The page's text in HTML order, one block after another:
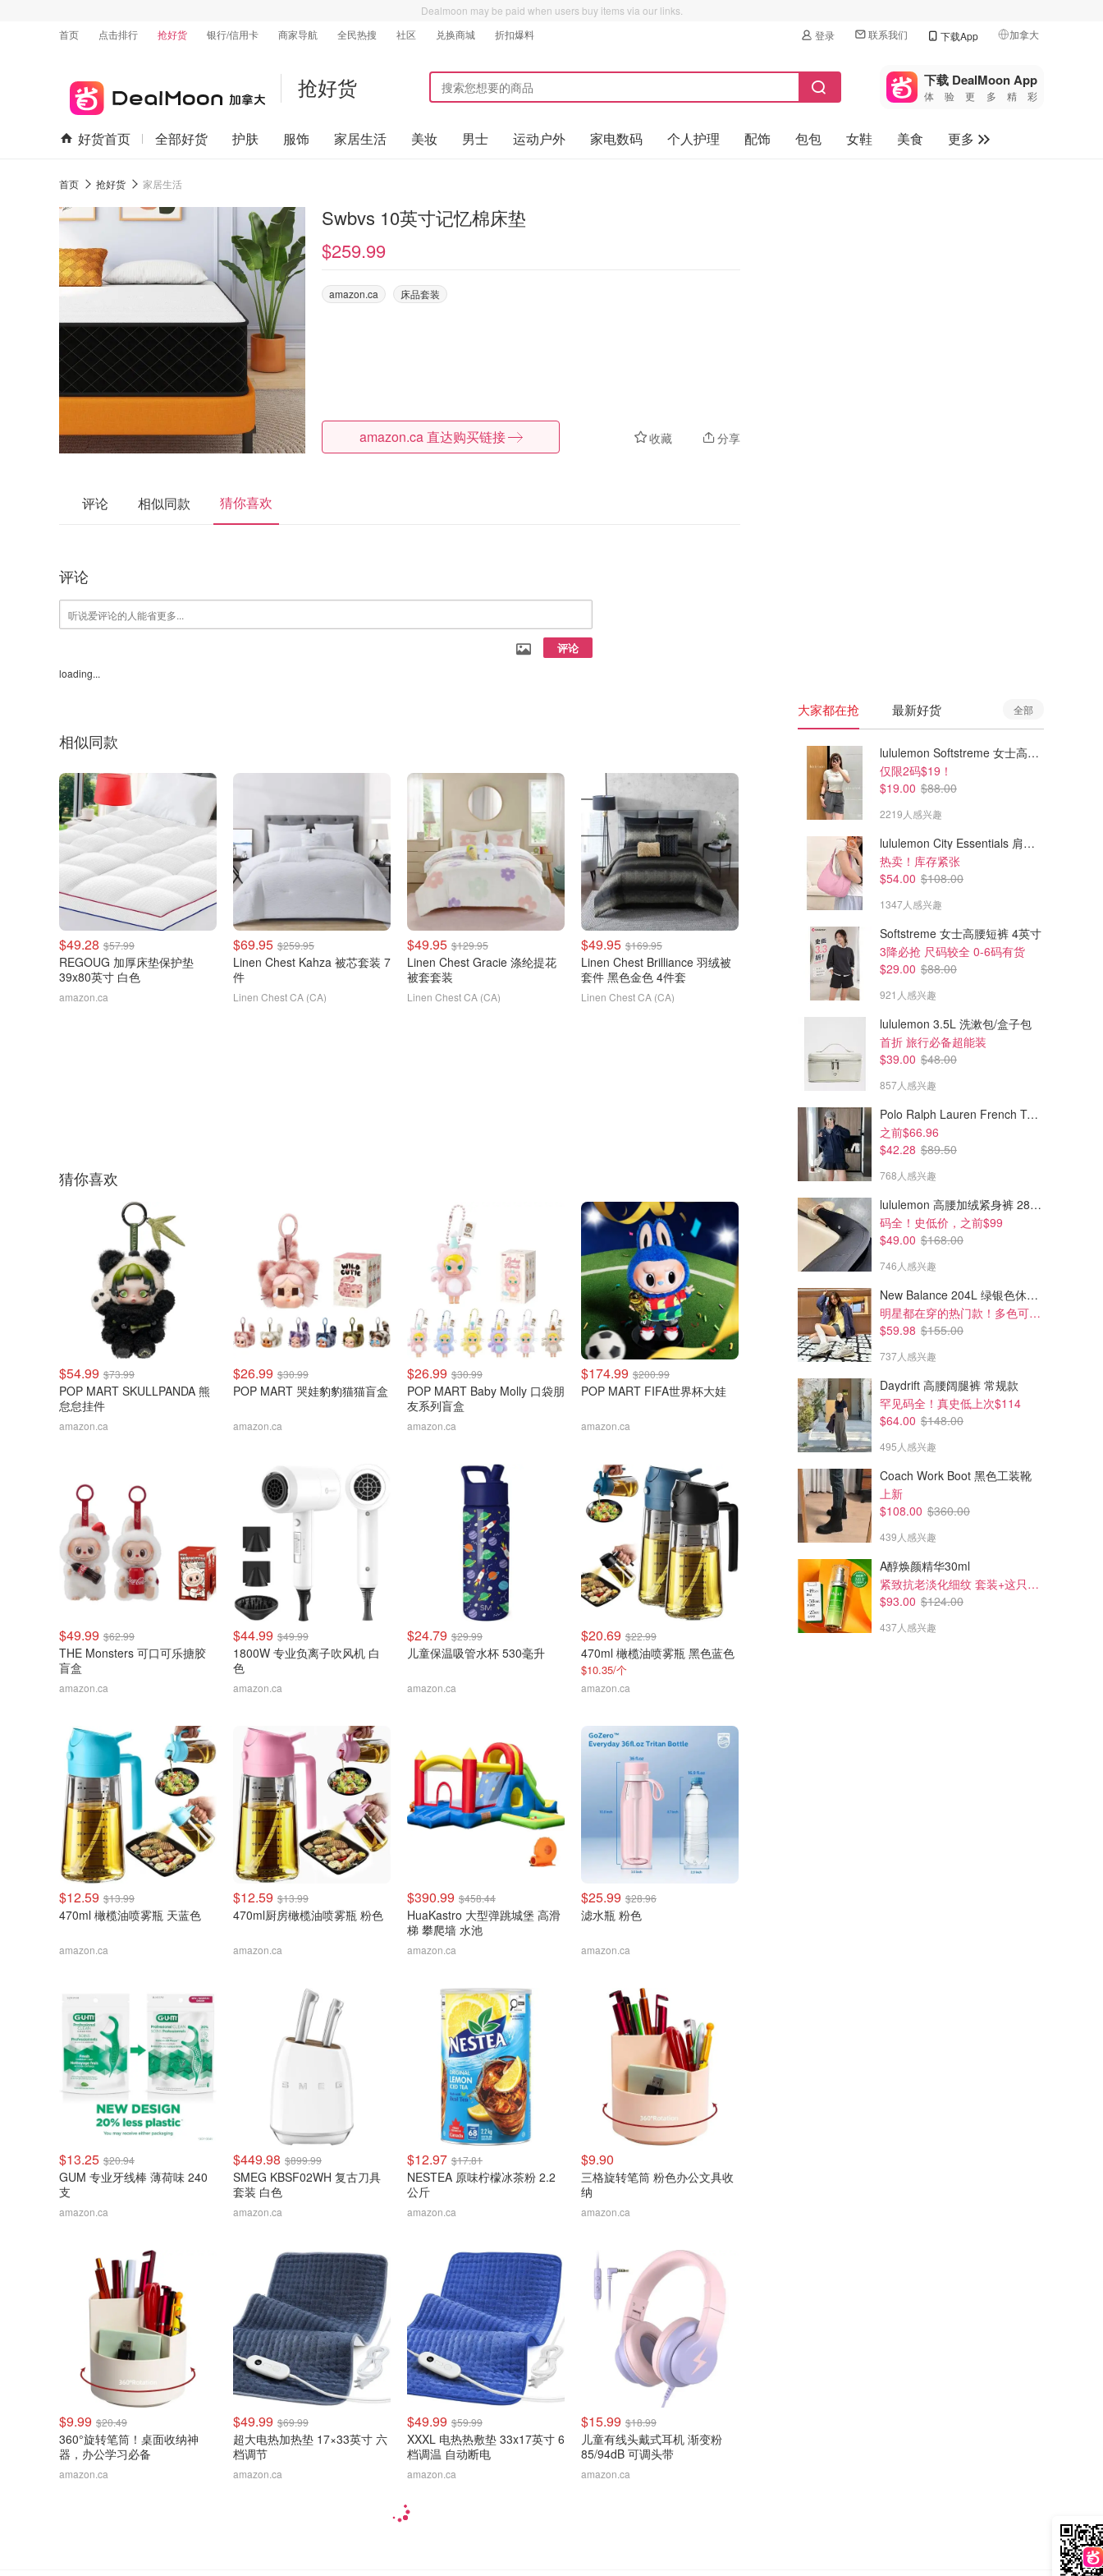
Dealmoon may be paid when users buy items via our links.
首页
点击排行 抢好货 银行/信用卡 商家导航 全民热搜 社区 兑换商城 折扣爆料 登录 联系我们 下载App 加拿大
🇺🇸
美国
🇨🇳中国
🇨🇦加拿大
抢好货 下载 DealMoon App
体验更多精彩
好货首页 全部好货 护肤 服饰 家居生活 美妆 男士 运动户外 家电数码 个人护理 配饰 包包 女鞋 美食
更多
首页 抢好货 家居生活
Swbvs 10英寸记忆棉床垫
$259.99
amazon.ca 床品套装
收藏 分享
amazon.ca 直达购买链接
评论 相似同款 猜你喜欢
评论
评论
loading...
相似同款
$49.28 $57.99
REGOUG 加厚床垫保护垫
39x80英寸 白色
amazon.ca
$69.95 $259.95
Linen Chest Kahza 被芯套装 7
件
Linen Chest CA (CA)
$49.95 $129.95
Linen Chest Gracie 涤纶提花
被套套装
Linen Chest CA (CA)
$49.95 $169.95
Linen Chest Brilliance 羽绒被
套件 黑色金色 4件套
Linen Chest CA (CA)
$159.95
Prestige 400 棉缎床品套装 4
Linen Chest CA (CA)
$19.95 $110.00
230支天丝莱赛尔被套+枕套
2折！Double size
Simons
猜你喜欢
$54.99 $73.99
POP MART SKULLPANDA 熊
怠怠挂件
amazon.ca
$26.99 $30.99
POP MART 哭娃豹豹猫猫盲盒
amazon.ca
$26.99 $30.99
POP MART Baby Molly 口袋朋
友系列盲盒
amazon.ca
$174.99 $200.99
POP MART FIFA世界杯大娃
amazon.ca
$49.99 $62.99
THE Monsters 可口可乐搪胶
盲盒
amazon.ca
$44.99 $49.99
1800W 专业负离子吹风机 白
色
amazon.ca
$24.79 $29.99
儿童保温吸管水杯 530毫升
amazon.ca
$20.69 $22.99
470ml 橄榄油喷雾瓶 黑色蓝色
$10.35/个
amazon.ca
$12.59 $13.99
470ml 橄榄油喷雾瓶 天蓝色
amazon.ca
$12.59 $13.99
470ml厨房橄榄油喷雾瓶 粉色
amazon.ca
$390.99 $458.44
HuaKastro 大型弹跳城堡 高滑
梯 攀爬墙 水池
amazon.ca
$25.99 $28.96
滤水瓶 粉色
amazon.ca
$13.25 $20.94
GUM 专业牙线棒 薄荷味 240
支
amazon.ca
$449.98 $899.99
SMEG KBSF02WH 复古刀具
套装 白色
amazon.ca
$12.97 $17.81
NESTEA 原味柠檬冰茶粉 2.2
公斤
amazon.ca
$9.90
三格旋转笔筒 粉色办公文具收
纳
amazon.ca
$9.99 $20.49
360°旋转笔筒！桌面收纳神
器，办公学习必备
amazon.ca
$49.99 $69.99
超大电热加热垫 17×33英寸 六
档调节
amazon.ca
$49.99 $59.99
XXXL 电热热敷垫 33x17英寸 6
档调温 自动断电
amazon.ca
$15.99 $18.99
儿童有线头戴式耳机 渐变粉
85/94dB 可调头带
amazon.ca
大家都在抢 最新好货 全部
lululemon Softstreme 女士高腰短裤 10cm
仅限2码$19！
$19.00 $88.00
2219人感兴趣
lululemon City Essentials 肩背包 4L
热卖！库存紧张
$54.00 $108.00
1347人感兴趣
Softstreme 女士高腰短裤 4英寸
3降必抢 尺码较全 0-6码有货
$29.00 $88.00
921人感兴趣
lululemon 3.5L 洗漱包/盒子包
首折 旅行必备超能装
$39.00 $48.00
857人感兴趣
Polo Ralph Lauren French Terry 女童连帽卫衣 7-16码
之前$66.96
$42.28 $89.50
768人感兴趣
lululemon 高腰加绒紧身裤 28"≈71cm 5个口袋
码全！史低价，之前$99
$49.00 $168.00
746人感兴趣
New Balance 204L 绿银色休闲鞋
明星都在穿的热门款！多色可选 3.8折
$59.98 $155.00
737人感兴趣
Daydrift 高腰阔腿裤 常规款
罕见码全！真史低上次$114
$64.00 $148.00
495人感兴趣
Coach Work Boot 黑色工装靴
上新
$108.00 $360.00
439人感兴趣
A醇焕颜精华30ml
紧致抗老淡化细纹 套装+这只刚好包邮+送礼
$93.00 $124.00
437人感兴趣